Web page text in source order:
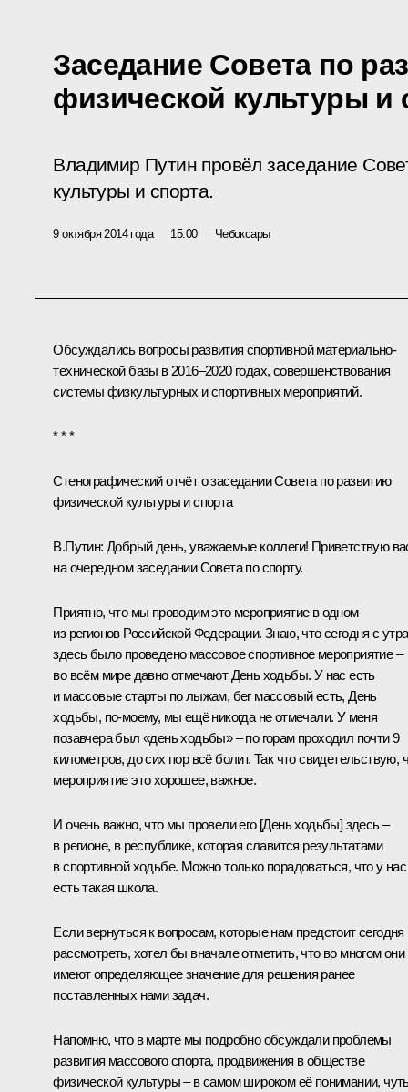
Заседание Совета по
физической культуры и
Владимир Путин провёл заседание
культуры и спорта.
9 октября 2014 года 15:00 Чебоксары
Обсуждались вопросы развития спортивной материально-
технической базы в 2016–2020 годах, совершенствования
системы физкультурных и спортивных мероприятий.
* * *
Стенографический отчёт о заседании Совета по развитию
физической культуры и спорта
В.Путин: Добрый день, уважаемые коллеги! Приветствую
на очередном заседании Совета по спорту.
Приятно, что мы проводим это мероприятие в одном
из регионов Российской Федерации. Знаю, что сегодня с утра
здесь было проведено массовое спортивное мероприятие –
во всём мире давно отмечают День ходьбы. У нас есть
и массовые старты по лыжам, бег массовый есть, День
ходьбы, по‑моему, мы ещё никогда не отмечали. У меня
позавчера был «день ходьбы» – по горам проходил почти 9
километров, до сих пор всё болит. Так что свидетельствую,
мероприятие это хорошее, важное.
И очень важно, что мы провели его [День ходьбы] здесь –
в регионе, в республике, которая славится результатами
в спортивной ходьбе. Можно только порадоваться, что у нас
есть такая школа.
Если вернуться к вопросам, которые нам предстоит сегодня
рассмотреть, хотел бы вначале отметить, что во многом они
имеют определяющее значение для решения ранее
поставленных нами задач.
Напомню, что в марте мы подробнообсуждалипроблемы
развития массового спорта, продвижения в обществе
физической культуры – в самом широком её понимании,